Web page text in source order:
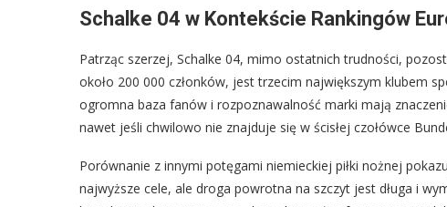
Schalke 04 w Kontekście Rankingów
Patrząc szerzej, Schalke 04, mimo ostatnich trudności,
około 200 000 członków, jest trzecim największym klubem
ogromna baza fanów i rozpoznawalność marki mają
nawet jeśli chwilowo nie znajduje się w ścisłej czołówce
Porównanie z innymi potęgami niemieckiej piłki nożnej
najwyższe cele, ale droga powrotna na szczyt jest długa i